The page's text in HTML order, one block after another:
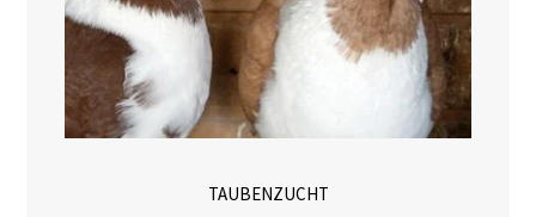
TAUBENZUCHT